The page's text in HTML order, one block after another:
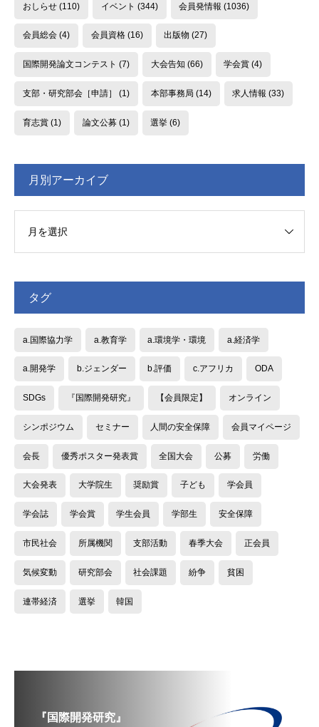
おしらせ(110) イベント (344) 会員発情報 (1036)
会員総会(4) 会員資格(16) 出版物 (27)
国際開発論文コンテスト (7) 大会告知 (66) 学会賞 (4)
支部・研究部会［申請］ (1) 本部事務局 (14) 求人情報 (33)
育志賞(1) 論文公募(1) 選挙 (6)
月別アーカイブ
タグ
a.国際協力学 a.教育学 a.環境学・環境 a.経済学
a.開発学 b.ジェンダー b.評価 c.アフリカ ODA
SDGs 『国際開発研究』 【会員限定】 オンライン
シンポジウム セミナー 人間の安全保障 会員マイページ
会長 優秀ポスター発表賞 全国大会 公募 労働
大会発表 大学院生 奨励賞 子ども 学会員
学会誌 学会賞 学生会員 学部生 安全保障
市民社会 所属機関 支部活動 春季大会 正会員
気候変動 研究部会 社会課題 紛争 貧困
連帯経済 選挙 韓国
『国際開発研究』